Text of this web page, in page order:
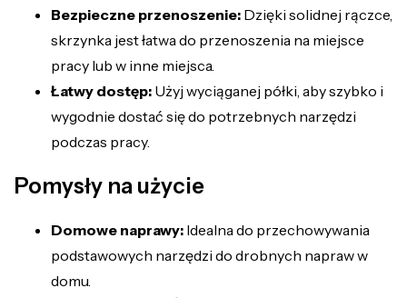
Bezpieczne przenoszenie: Dzięki solidnej rączce,
skrzynka jest łatwa do przenoszenia na miejsce
pracy lub w inne miejsca.
Łatwy dostęp: Użyj wyciąganej półki, aby szybko i
wygodnie dostać się do potrzebnych narzędzi
podczas pracy.
Pomysły na użycie
Domowe naprawy: Idealna do przechowywania
podstawowych narzędzi do drobnych napraw w
domu.